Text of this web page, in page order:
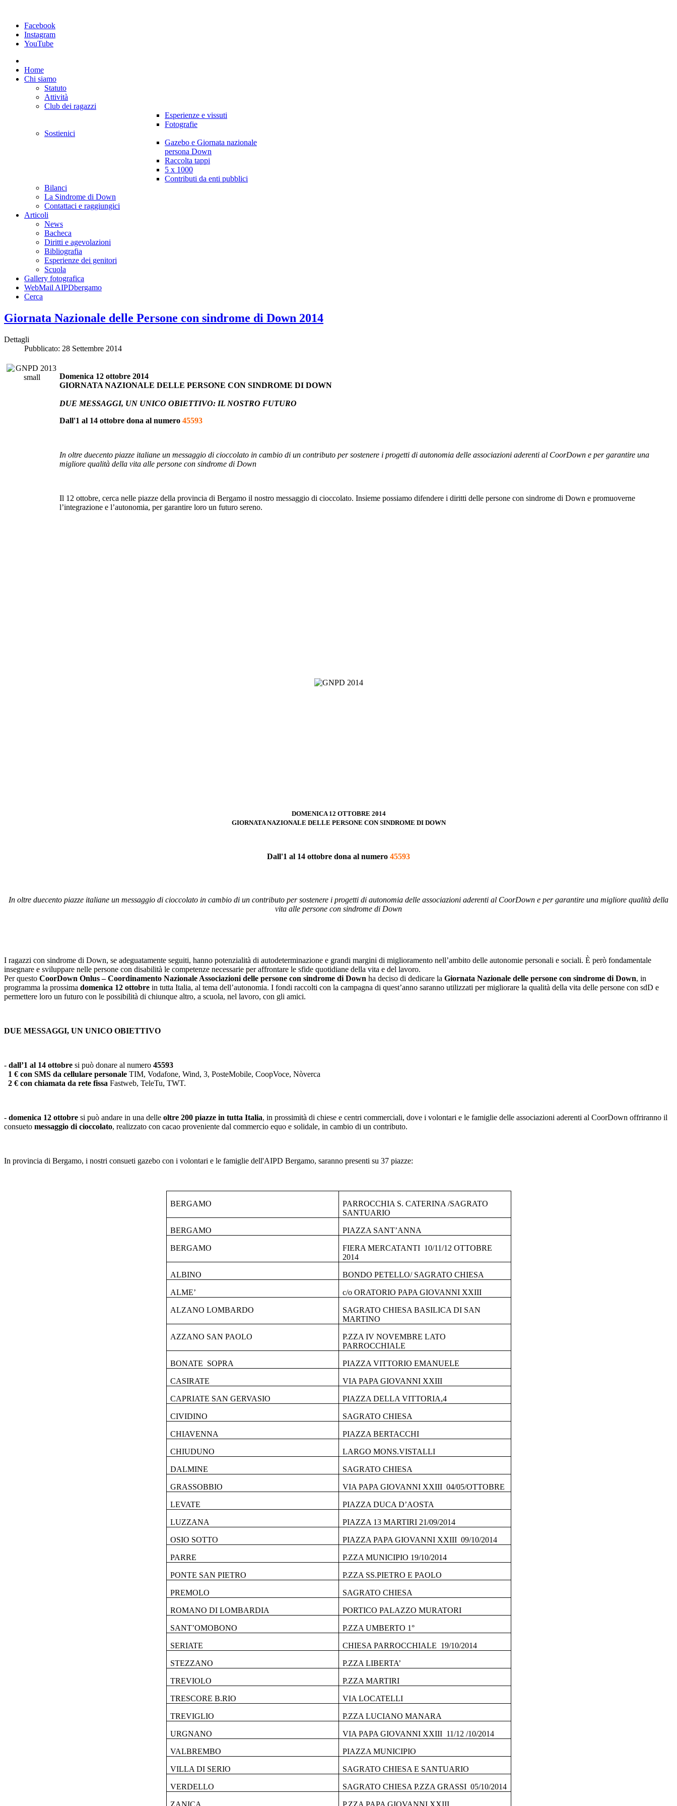
Facebook
Instagram
YouTube
Home
Chi siamo
Statuto
Attività
Club dei ragazzi
Esperienze e vissuti
Fotografie
Sostienici
Gazebo e Giornata nazionale
persona Down
Raccolta tappi
5 x 1000
Contributi da enti pubblici
Bilanci
La Sindrome di Down
Contattaci e raggiungici
Articoli
News
Bacheca
Diritti e agevolazioni
Bibliografia
Esperienze dei genitori
Scuola
Gallery fotografica
WebMail AIPDbergamo
Cerca
Giornata Nazionale delle Persone con sindrome di Down 2014
Dettagli
Pubblicato: 28 Settembre 2014
Domenica 12 ottobre 2014
GIORNATA NAZIONALE DELLE PERSONE CON SINDROME DI DOWN
DUE MESSAGGI, UN UNICO OBIETTIVO: IL NOSTRO FUTURO
Dall'1 al 14 ottobre dona al numero 45593
In oltre duecento piazze italiane un messaggio di cioccolato in cambio di un contributo per sostenere i progetti di autonomia delle associazioni aderenti al CoorDown e per garantire una
migliore qualità della vita alle persone con sindrome di Down
Il 12 ottobre, cerca nelle piazze della provincia di Bergamo il nostro messaggio di cioccolato. Insieme possiamo difendere i diritti delle persone con sindrome di Down e promuoverne
l’integrazione e l’autonomia, per garantire loro un futuro sereno.
DOMENICA 12 OTTOBRE 2014
GIORNATA NAZIONALE DELLE PERSONE CON SINDROME DI DOWN
Dall'1 al 14 ottobre dona al numero 45593
In oltre duecento piazze italiane un messaggio di cioccolato in cambio di un contributo per sostenere i progetti di autonomia delle associazioni aderenti al CoorDown e per garantire una migliore qualità della
vita alle persone con sindrome di Down
I ragazzi con sindrome di Down, se adeguatamente seguiti, hanno potenzialità di autodeterminazione e grandi margini di miglioramento nell’ambito delle autonomie personali e sociali. È però fondamentale
insegnare e sviluppare nelle persone con disabilità le competenze necessarie per affrontare le sfide quotidiane della vita e del lavoro.
Per questo CoorDown Onlus – Coordinamento Nazionale Associazioni delle persone con sindrome di Down ha deciso di dedicare la Giornata Nazionale delle persone con sindrome di Down, in
programma la prossima domenica 12 ottobre in tutta Italia, al tema dell’autonomia. I fondi raccolti con la campagna di quest’anno saranno utilizzati per migliorare la qualità della vita delle persone con sdD e
permettere loro un futuro con le possibilità di chiunque altro, a scuola, nel lavoro, con gli amici.
DUE MESSAGGI, UN UNICO OBIETTIVO
- dall’1 al 14 ottobre si può donare al numero 45593
1 € con SMS da cellulare personale TIM, Vodafone, Wind, 3, PosteMobile, CoopVoce, Nòverca
2 € con chiamata da rete fissa Fastweb, TeleTu, TWT.
- domenica 12 ottobre si può andare in una delle oltre 200 piazze in tutta Italia, in prossimità di chiese e centri commerciali, dove i volontari e le famiglie delle associazioni aderenti al CoorDown offriranno il
consueto messaggio di cioccolato, realizzato con cacao proveniente dal commercio equo e solidale, in cambio di un contributo.
In provincia di Bergamo, i nostri consueti gazebo con i volontari e le famiglie dell'AIPD Bergamo, saranno presenti su 37 piazze:
BERGAMO
PARROCCHIA S. CATERINA /SAGRATO
SANTUARIO
BERGAMO PIAZZA SANT’ANNA
BERGAMO
FIERA MERCATANTI 10/11/12 OTTOBRE
2014
ALBINO BONDO PETELLO/ SAGRATO CHIESA
ALME’ c/o ORATORIO PAPA GIOVANNI XXIII
ALZANO LOMBARDO
SAGRATO CHIESA BASILICA DI SAN
MARTINO
AZZANO SAN PAOLO
P.ZZA IV NOVEMBRE LATO
PARROCCHIALE
BONATE SOPRA PIAZZA VITTORIO EMANUELE
CASIRATE VIA PAPA GIOVANNI XXIII
CAPRIATE SAN GERVASIO PIAZZA DELLA VITTORIA,4
CIVIDINO SAGRATO CHIESA
CHIAVENNA PIAZZA BERTACCHI
CHIUDUNO LARGO MONS.VISTALLI
DALMINE SAGRATO CHIESA
GRASSOBBIO VIA PAPA GIOVANNI XXIII 04/05/OTTOBRE
LEVATE PIAZZA DUCA D’AOSTA
LUZZANA PIAZZA 13 MARTIRI 21/09/2014
OSIO SOTTO PIAZZA PAPA GIOVANNI XXIII 09/10/2014
PARRE P.ZZA MUNICIPIO 19/10/2014
PONTE SAN PIETRO P.ZZA SS.PIETRO E PAOLO
PREMOLO SAGRATO CHIESA
ROMANO DI LOMBARDIA PORTICO PALAZZO MURATORI
SANT’OMOBONO P.ZZA UMBERTO 1°
SERIATE CHIESA PARROCCHIALE 19/10/2014
STEZZANO P.ZZA LIBERTA’
TREVIOLO P.ZZA MARTIRI
TRESCORE B.RIO VIA LOCATELLI
TREVIGLIO P.ZZA LUCIANO MANARA
URGNANO VIA PAPA GIOVANNI XXIII 11/12 /10/2014
VALBREMBO PIAZZA MUNICIPIO
VILLA DI SERIO SAGRATO CHIESA E SANTUARIO
VERDELLO SAGRATO CHIESA P.ZZA GRASSI 05/10/2014
ZANICA P.ZZA PAPA GIOVANNI XXIII